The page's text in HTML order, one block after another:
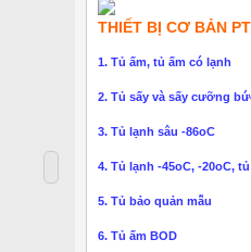
THIẾT BỊ CƠ BẢN
1. Tủ ấm, tủ ấm có lạnh
2. Tủ sấy và sấy cưỡng
3. Tủ lạnh sâu -86oC
4. Tủ lạnh -45oC, -20oC,
5. Tủ bảo quản mẫu
6. Tủ ấm BOD